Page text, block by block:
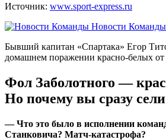
Источник: www.sport-express.ru
Новости Команды
Бывший капитан «Спартака» Егор
домашнем поражении красно-белых от
Фол Заболотного —
Но почему вы сразу
— Что это было в исполнении
Станковича? Матч-катастрофа?